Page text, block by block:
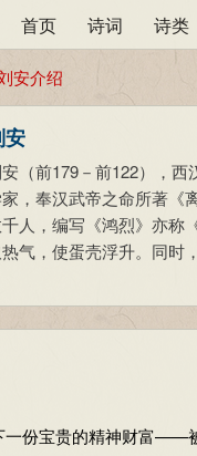
首页 诗词 诗类
安介绍
安
（前179－前122），
，奉汉武帝之命所著《
人，编写《鸿烈》亦称
气，使蛋壳浮升。同时
宝贵的精神财富——被